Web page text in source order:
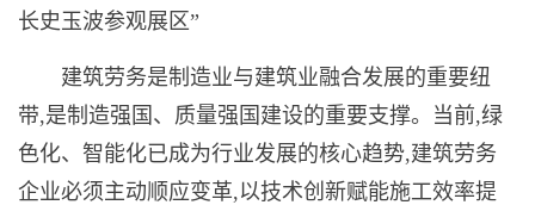
长史玉波参观展区”
建筑劳务是制造业与建筑业融合发展的重要纽
带,是制造强国、质量强国建设的重要支撑。当前,绿
色化、智能化已成为行业发展的核心趋势,建筑劳务
企业必须主动顺应变革,以技术创新赋能施工效率提